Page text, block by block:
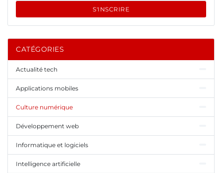
S'INSCRIRE
CATÉGORIES
Actualité tech
Applications mobiles
Culture numérique
Développement web
Informatique et logiciels
Intelligence artificielle